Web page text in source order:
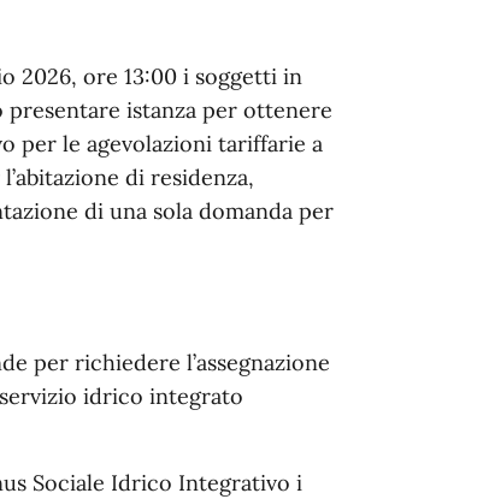
2026, ore 13:00 i soggetti in
istanza per ottenere
per le agevolazioni tariffarie a
di residenza,
di una sola domanda per
per richiedere l’assegnazione
idrico integrato
Sociale Idrico Integrativo i